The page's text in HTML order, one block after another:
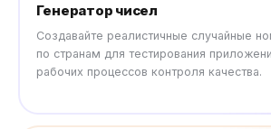
Генератор чисел
Создавайте реалистичные случайные
по странам для тестирования
рабочих процессов контроля качества.